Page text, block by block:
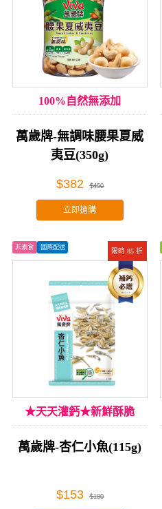
100%自然無添加
萬歲牌-無調味腰果夏威
夷豆(350g)
$382 $450
立即搶購
限時 85 折
非素食 國際配送
★天天灌鈣★新鮮酥脆
萬歲牌-杏仁小魚(115g)
$153 $180